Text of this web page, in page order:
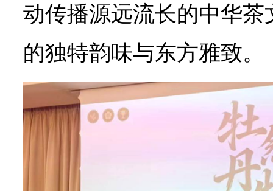
动传播源远流长的中华
的独特韵味与东方雅致。